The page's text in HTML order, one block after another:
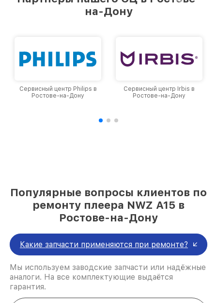
на-Дону
Сервисный центр Philips в
Ростове-на-Дону
Сервисный центр Irbis в
Ростове-на-Дону
Популярные вопросы клиентов по
ремонту плеера NWZ A15 в
Ростове-на-Дону
Какие запчасти применяются при ремонте?
Мы используем заводские запчасти или надёжные
аналоги. На все комплектующие выдаётся
гарантия.